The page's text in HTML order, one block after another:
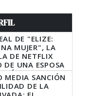
DE "ELIZE:
MUJER", LA
DE NETFLIX
DE UNA ESPOSA
A SU
MEDIA SANCIÓN
DE LA